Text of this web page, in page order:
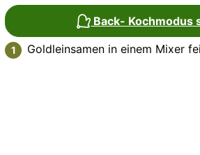
Back- Kochmodus
Goldleinsamen in einem Mixer